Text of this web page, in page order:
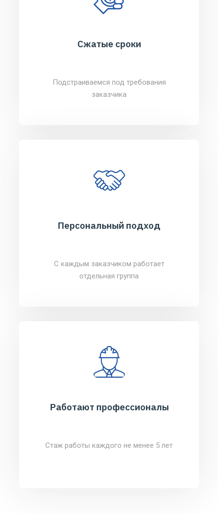
Сжатые сроки
Подстраиваемся под требования
заказчика
Персональный подход
С каждым заказчиком работает
отдельная группа
Работают профессионалы
Стаж работы каждого не менее 5 лет